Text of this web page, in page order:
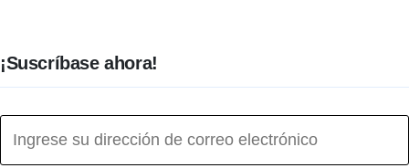
¡Suscríbase ahora!